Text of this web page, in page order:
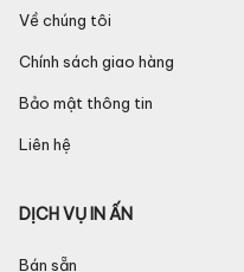
Về chúng tôi
Chính sách giao hàng
Bảo mật thông tin
Liên hệ
DỊCH VỤ IN ẤN
Bán sẵn